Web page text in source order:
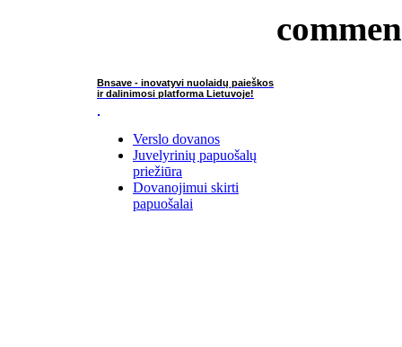
Bnsave - inovatyvi nuolaidų paieškos
ir dalinimosi platforma Lietuvoje!
Verslo dovanos
Juvelyrinių papuošalų
priežiūra
Dovanojimui skirti
papuošalai